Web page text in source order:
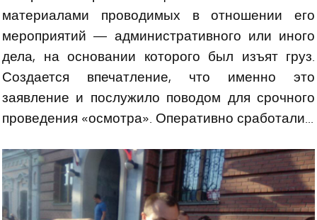
материалами проводимых в отношении его
мероприятий — административного или иного
дела, на основании которого был изъят груз.
Создается впечатление, что именно это
заявление и послужило поводом для срочного
проведения «осмотра». Оперативно сработали...